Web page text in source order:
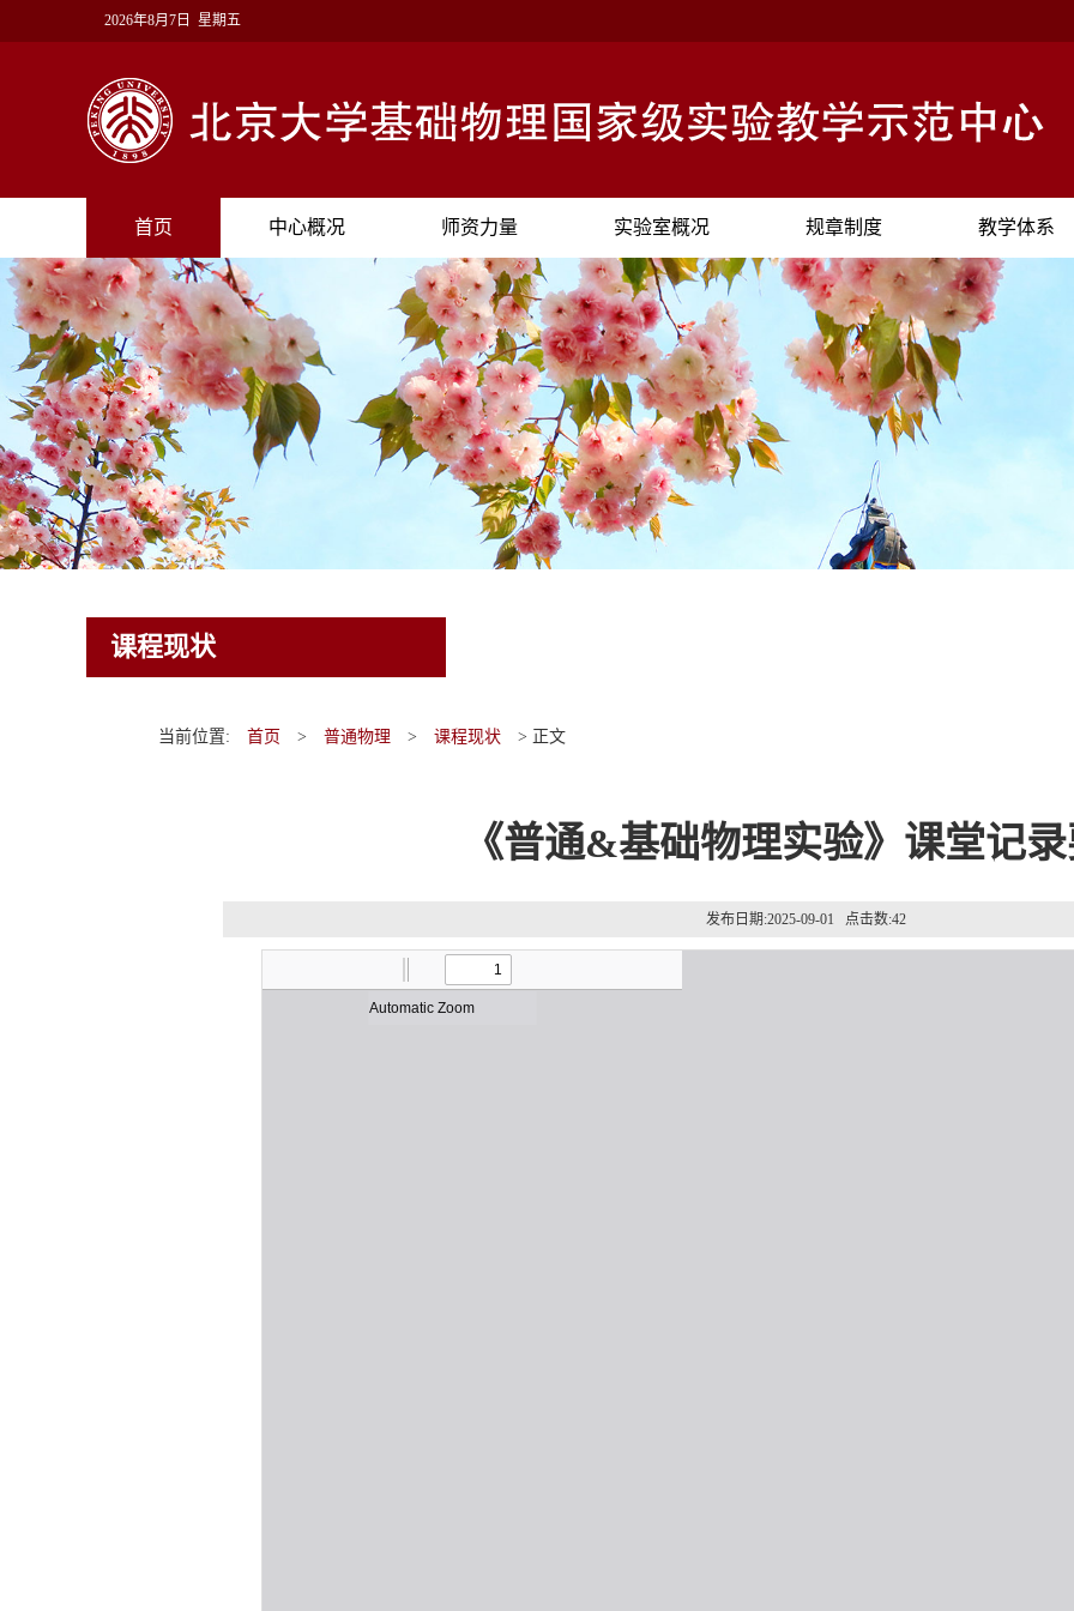
2026年8月7日 星期五
首页 中心概况 师资力量 实验室概况 规章制度 教学体系
课程现状
当前位置: 首页 > 普通物理 > 课程现状 > 正文
《普通&基础物理实验》课堂记
发布日期:2025-09-01 点击数:42